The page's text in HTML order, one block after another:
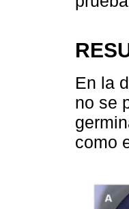
En la
no se
como